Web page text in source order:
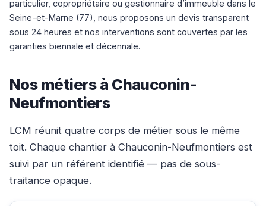
particulier, copropriétaire ou gestionnaire d’immeuble dans le
Seine-et-Marne (77), nous proposons un devis transparent
sous 24 heures et nos interventions sont couvertes par les
garanties biennale et décennale.
Nos métiers à Chauconin-
Neufmontiers
LCM réunit quatre corps de métier sous le même
toit. Chaque chantier à Chauconin-Neufmontiers est
suivi par un référent identifié — pas de sous-
traitance opaque.